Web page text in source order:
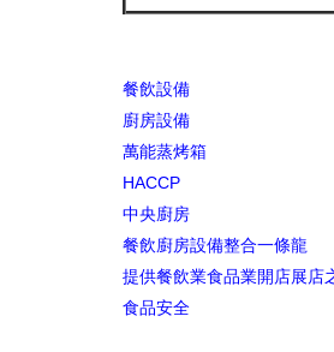
餐飲設備
廚房設備
萬能蒸烤箱
HACCP
中央廚房
餐飲廚房設備整合一條龍
提供餐飲業食品業開店展店
食品安全